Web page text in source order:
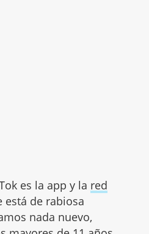
es la app y la red
está de rabiosa
nada nuevo,